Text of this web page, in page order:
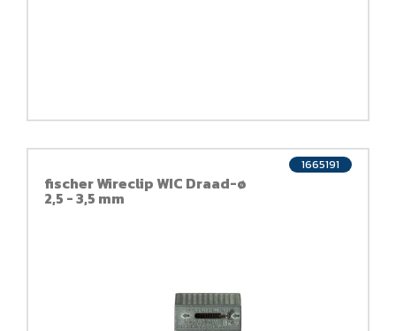
fischer Wireclip WIC Draad-ø
2,5 - 3,5 mm
1665191